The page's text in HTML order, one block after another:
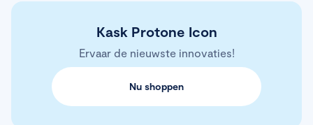
Kask Protone Icon
Ervaar de nieuwste innovaties!
Nu shoppen